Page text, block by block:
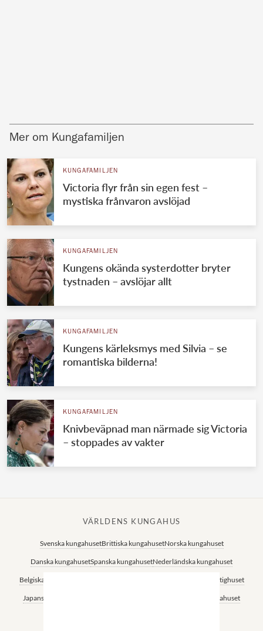
Mer om Kungafamiljen
KUNGAFAMILJEN
Victoria flyr från sin egen fest –
mystiska frånvaron avslöjad
KUNGAFAMILJEN
Kungens okända systerdotter bryter
tystnaden – avslöjar allt
KUNGAFAMILJEN
Kungens kärleksmys med Silvia – se
romantiska bilderna!
KUNGAFAMILJEN
Knivbeväpnad man närmade sig Victoria
– stoppades av vakter
VÄRLDENS KUNGAHUS
Svenska kungahusetBrittiska kungahusetNorska kungahuset
Danska kungahusetSpanska kungahusetNederländska kungahuset
Belgiska kungahuset Luxemburgska storhertighuset
Japanska kejsarhuset Marockanska kungahuset